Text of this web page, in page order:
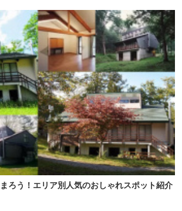
ろう！エリア別人気のおしゃれスポット紹介